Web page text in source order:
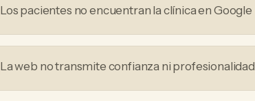
Los pacientes no encuentran la clínica en Google
La web no transmite confianza ni profesionalidad